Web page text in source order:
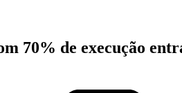
70% de execução